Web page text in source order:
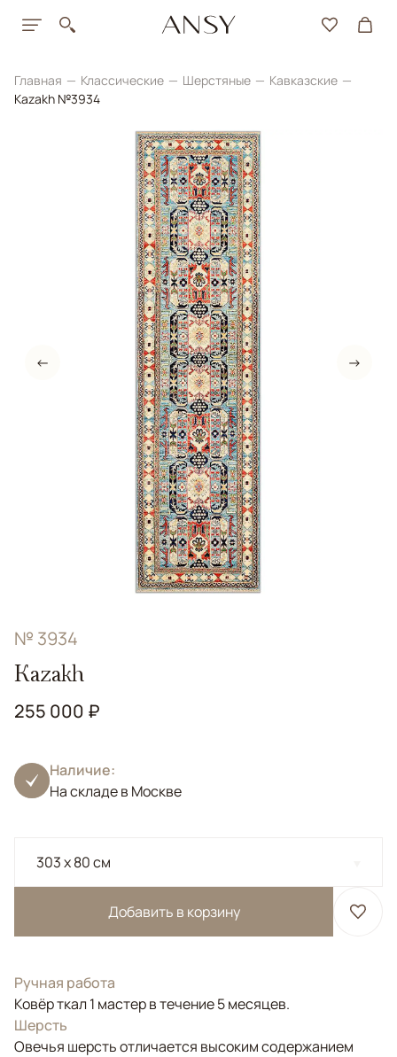
Главная Классические Шерстяные
Кавказские
Kazakh №3934
← →
№ 3934
Kazakh
255 000 ₽
Наличие:
На складе в Москве
303 x 80 см
Добавить в корзину
Ручная работа
Ковёр ткал 1 мастер в течение 5 месяцев.
Шерсть
Овечья шерсть отличается высоким содержанием